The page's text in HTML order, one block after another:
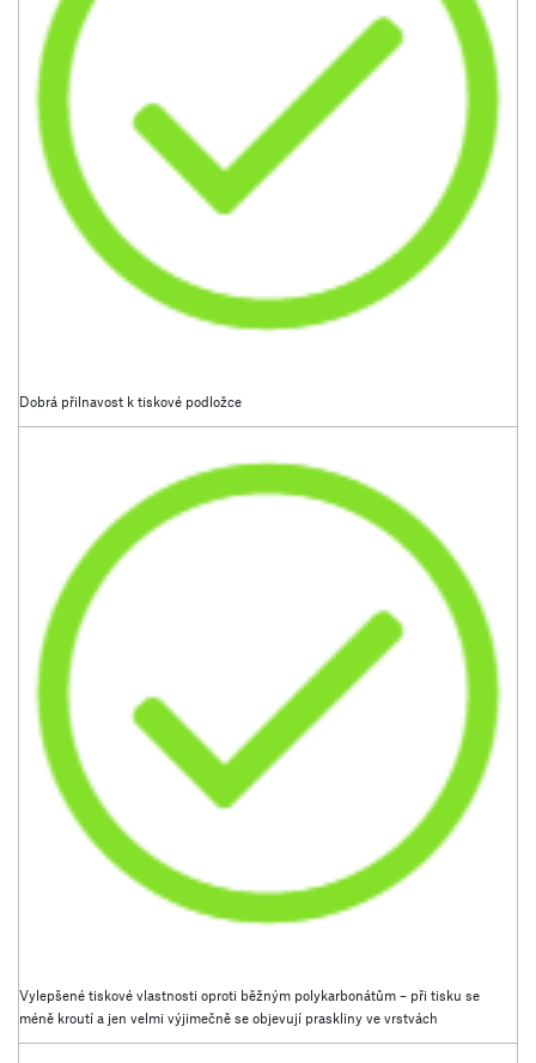
Dobrá přilnavost k tiskové podložce
Vylepšené tiskové vlastnosti oproti běžným polykarbonátům – při tisku se
méně kroutí a jen velmi výjimečně se objevují praskliny ve vrstvách